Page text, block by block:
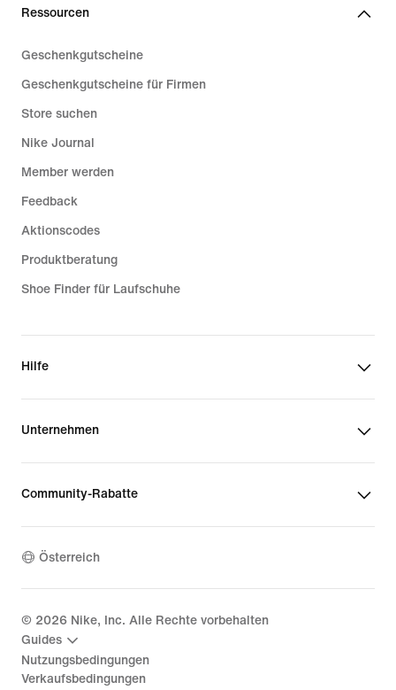
Ressourcen
Geschenkgutscheine
Geschenkgutscheine für Firmen
Store suchen
Nike Journal
Member werden
Feedback
Aktionscodes
Produktberatung
Shoe Finder für Laufschuhe
Hilfe
Unternehmen
Community-Rabatte
Österreich
© 2026 Nike, Inc. Alle Rechte vorbehalten
Guides
Nutzungsbedingungen
Verkaufsbedingungen